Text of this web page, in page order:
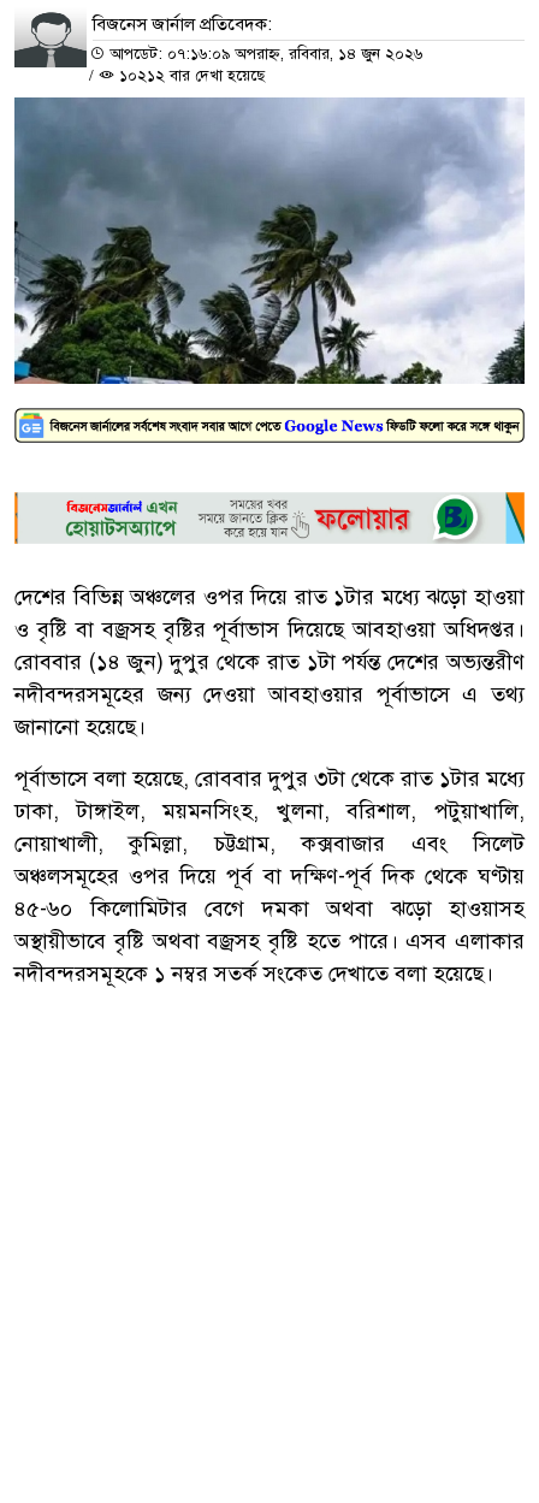
বিজনেস জার্নাল প্রতিবেদক:
আপডেট: ০৭:১৬:০৯ অপরাহ্ন, রবিবার, ১৪ জুন ২০২৬
/
১০২১২ বার দেখা হয়েছে
দেশের বিভিন্ন অঞ্চলের ওপর দিয়ে রাত ১টার মধ্যে ঝড়ো হাওয়া
ও বৃষ্টি বা বজ্রসহ বৃষ্টির পূর্বাভাস দিয়েছে আবহাওয়া অধিদপ্তর।
রোববার (১৪ জুন) দুপুর থেকে রাত ১টা পর্যন্ত দেশের অভ্যন্তরীণ
নদীবন্দরসমূহের জন্য দেওয়া আবহাওয়ার পূর্বাভাসে এ তথ্য
জানানো হয়েছে।
পূর্বাভাসে বলা হয়েছে, রোববার দুপুর ৩টা থেকে রাত ১টার মধ্যে
ঢাকা, টাঙ্গাইল, ময়মনসিংহ, খুলনা, বরিশাল, পটুয়াখালি,
নোয়াখালী, কুমিল্লা, চট্টগ্রাম, কক্সবাজার এবং সিলেট
অঞ্চলসমূহের ওপর দিয়ে পূর্ব বা দক্ষিণ-পূর্ব দিক থেকে ঘণ্টায়
৪৫-৬০ কিলোমিটার বেগে দমকা অথবা ঝড়ো হাওয়াসহ
অস্থায়ীভাবে বৃষ্টি অথবা বজ্রসহ বৃষ্টি হতে পারে। এসব এলাকার
নদীবন্দরসমূহকে ১ নম্বর সতর্ক সংকেত দেখাতে বলা হয়েছে।